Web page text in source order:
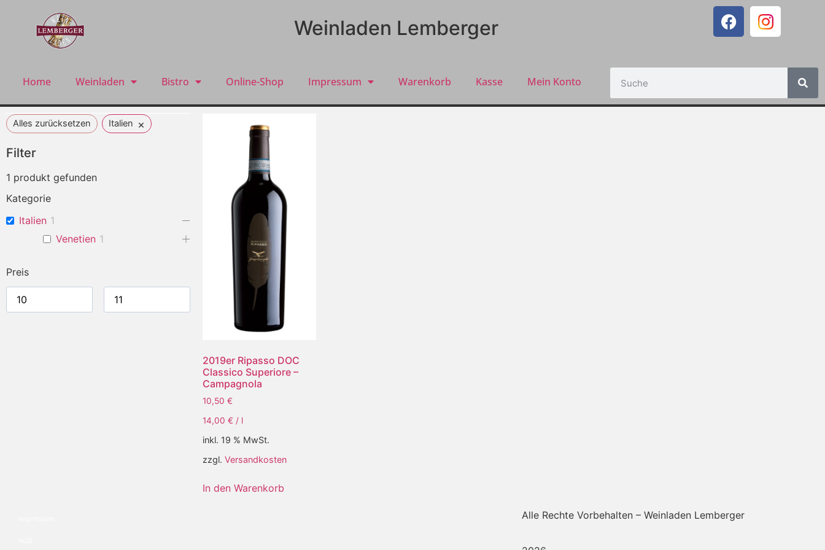
Weinladen Lemberger
Home Weinladen Bistro Online-Shop Impressum Warenkorb Kasse Mein Konto
Alles zurücksetzen Italien ×
Filter
1 produkt gefunden
Kategorie
Italien 1
Venetien 1
Preis
2019er Ripasso DOC
Classico Superiore –
Campagnola
10,50€
14,00€ / l
inkl. 19 % MwSt.
zzgl.Versandkosten
In den Warenkorb
Alle Rechte Vorbehalten – Weinladen Lemberger